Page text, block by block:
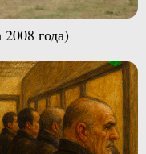
года)